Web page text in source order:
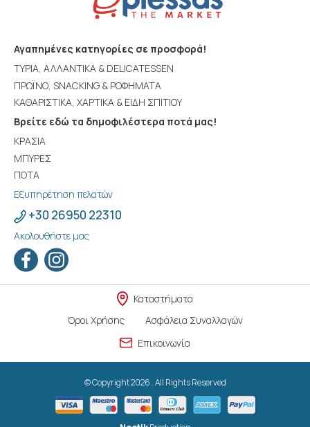
Αγαπημένες κατηγορίες σε προσφορά!
ΤΥΡΙΑ, ΑΛΛΑΝΤΙΚΑ & DELICATESSEN
ΠΡΩΪΝΟ, SNACKING & ΡΟΦΗΜΑΤΑ
ΚΑΘΑΡΙΣΤΙΚΑ, ΧΑΡΤΙΚΑ & ΕΙΔΗ ΣΠΙΤΙΟΥ
Βρείτε εδώ τα δημοφιλέστερα ποτά μας!
ΚΡΑΣΙΑ
ΜΠΥΡΕΣ
ΠΟΤΑ
Εξυπηρέτηση πελατών
+30 26950 22310
Ακολουθήστε μας
Καταστήματα
Όροι Χρήσης
Ασφάλεια Συναλλαγών
Επικοινωνία
© Copyright 2026 . All Rights Reserved